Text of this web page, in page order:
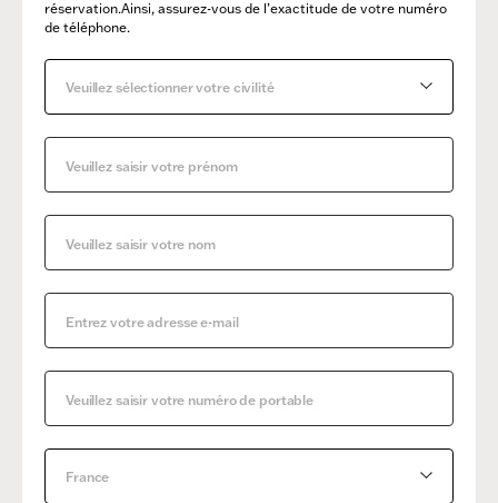
réservation.Ainsi, assurez-vous de l’exactitude de votre numéro
de téléphone.
Veuillez sélectionner votre civilité
France